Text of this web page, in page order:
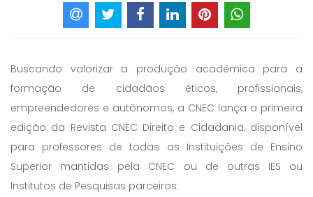
Buscando valorizar a produção acadêmica para a
formação de cidadãos éticos, profissionais,
empreendedores e autônomos, a CNEC lança a primeira
edição da Revista CNEC Direito e Cidadania, disponível
para professores de todas as Instituições de Ensino
Superior mantidas pela CNEC ou de outras IES ou
Institutos de Pesquisas parceiros.